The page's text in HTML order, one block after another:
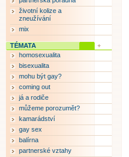
životní kolize a
zneužívání
mix
TÉMATA
homosexualita
bisexualita
mohu být gay?
coming out
já a rodiče
můžeme porozumět?
kamarádství
gay sex
balírna
partnerské vztahy